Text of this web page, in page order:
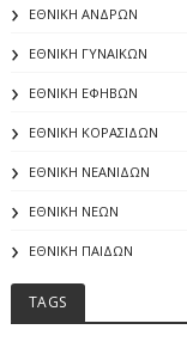
ΕΘΝΙΚΗ ΑΝΔΡΩΝ
ΕΘΝΙΚΗ ΓΥΝΑΙΚΩΝ
ΕΘΝΙΚΗ ΕΦΗΒΩΝ
ΕΘΝΙΚΗ ΚΟΡΑΣΙΔΩΝ
ΕΘΝΙΚΗ ΝΕΑΝΙΔΩΝ
ΕΘΝΙΚΗ ΝΕΩΝ
ΕΘΝΙΚΗ ΠΑΙΔΩΝ
TAGS